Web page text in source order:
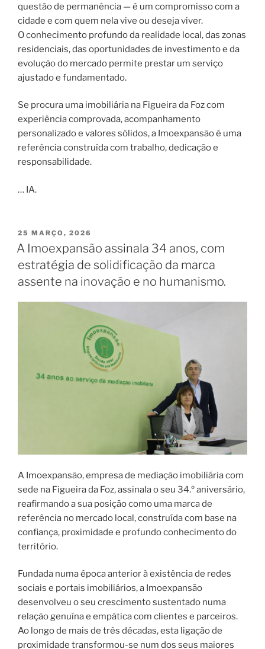
questão de permanência — é um compromisso com a
cidade e com quem nela vive ou deseja viver.
O conhecimento profundo da realidade local, das zonas
residenciais, das oportunidades de investimento e da
evolução do mercado permite prestar um serviço
ajustado e fundamentado.
Se procura uma imobiliária na Figueira da Foz com
experiência comprovada, acompanhamento
personalizado e valores sólidos, a Imoexpansão é uma
referência construída com trabalho, dedicação e
responsabilidade.
… IA.
PUBLICADO
EM
25 MARÇO, 2026
A Imoexpansão assinala 34 anos, com
estratégia de solidificação da marca
assente na inovação e no humanismo.
A Imoexpansão, empresa de mediação imobiliária com
sede na Figueira da Foz, assinala o seu 34.º aniversário,
reafirmando a sua posição como uma marca de
referência no mercado local, construída com base na
confiança, proximidade e profundo conhecimento do
território.
Fundada numa época anterior à existência de redes
sociais e portais imobiliários, a Imoexpansão
desenvolveu o seu crescimento sustentado numa
relação genuína e empática com clientes e parceiros.
Ao longo de mais de três décadas, esta ligação de
proximidade transformou-se num dos seus maiores